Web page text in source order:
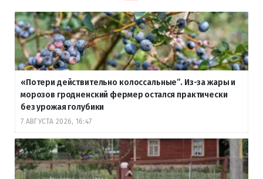
«Потери действительно колоссальные”. Из-за жары и
морозов гродненский фермер остался практически
без урожая голубики
7 АВГУСТА 2026, 16:47